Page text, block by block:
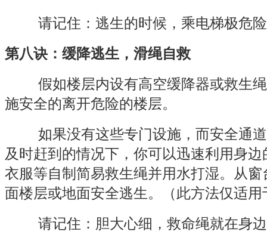
请记住：逃生的时候，乘电梯极危
第八诀：缓降逃生，滑绳自救
假如楼层内设有高空缓降器或救生绳
施安全的离开危险的楼层。
如果没有这些专门设施，而安全通道
及时赶到的情况下，你可以迅速利用身
衣服等自制简易救生绳并用水打湿。从
面楼层或地面安全逃生。（此方法仅适用
请记住：胆大心细，救命绳就在身